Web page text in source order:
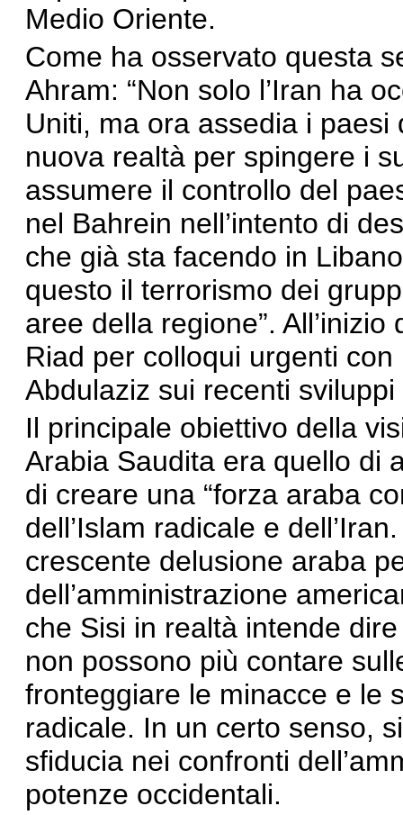
Medio Oriente.
Come ha osservato questa
Ahram: “Non solo l’Iran ha
Uniti, ma ora assedia i
nuova realtà per spingere i
assumere il controllo del
nel Bahrein nell’intento di
che già sta facendo in
questo il terrorismo dei
aree della regione”.
Riad per colloqui urgenti
Abdulaziz sui recenti
Il principale obiettivo della
Arabia Saudita era quello di
di creare una “forza araba
dell’Islam radicale e
crescente delusione araba
dell’amministrazione
che Sisi in realtà intende
non possono più contare
fronteggiare le minacce e le
radicale. In un certo senso,
sfiducia nei confronti
potenze occidentali.